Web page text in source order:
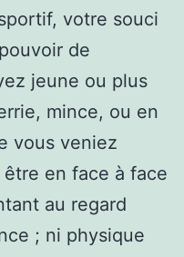
votre souci
de
jeune ou plus
mince, ou en
vous veniez
en face à face
au regard
; ni physique